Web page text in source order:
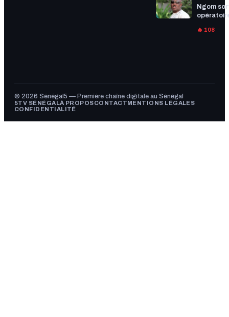
Ngom
🔥 108
© 2026 Sénégal5 — Première chaîne digitale au Sénégal
5TV SÉNÉGALÀ PROPOSCONTACTMENTIONS LÉGALES
CONFIDENTIALITÉ